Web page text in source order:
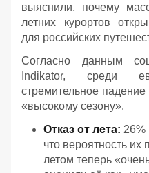
выяснили, почему
летних курортов
для российских
Согласно данным
Indikator, среди
стремительное
«высокому сезону».
Отказ от лета: 26%
что вероятность
летом теперь